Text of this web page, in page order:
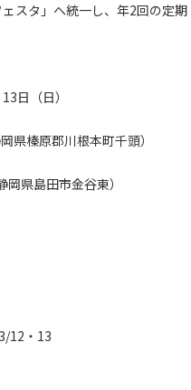
スタ」へ統一し、年2回の定期
日（日）
県榛原郡川根本町千頭）
県島田市金谷東）
12・13